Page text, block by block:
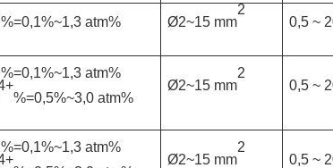
atm% Ø2~15 mm
2
0,5 ~
atm%
%=0,5%~3,0 atm%
Ø2~15 mm
2
0,5 ~
atm%
Ø2~15 mm
2
0,5 ~